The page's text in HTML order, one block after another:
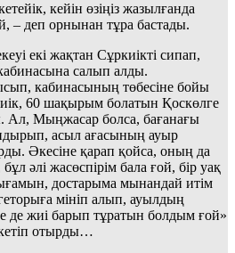
кейін өзіңіз жазылғанда
– деп орнынан тұра бастады.
екі жақтан Сұркиікті сипап,
салып алды.
кабинасының төбесіне бойы
60 шақырым болатын Қоскөлге
Ал, Мыңжасар болса, бағанағы
асыл ағасының ауыр
Әкесіне қарап қойса, оның да
әлі жасөспірім бала ғой, бір уақ
достарыма мынандай итім
мініп алып, ауылдың
де жиі барып тұратын болдым ғой»
отырды…